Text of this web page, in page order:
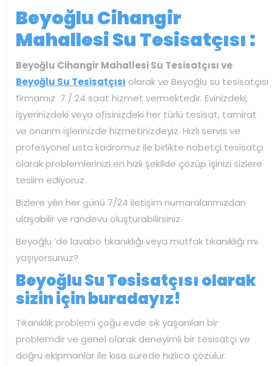
Beyoğlu Cihangir
Mahallesi Su Tesisatçısı :
Beyoğlu Cihangir Mahallesi Su Tesisatçısı ve
Beyoğlu Su Tesisatçısı olarak ve Beyoğlu su tesisatçısı
firmamız 7 / 24 saat hizmet vermektedir. Evinizdeki,
işyerinizdeki veya ofisinizdeki her türlü tesisat, tamirat
ve onarım işlerinizde hizmetinizdeyiz. Hızlı servis ve
profesyonel usta kadromuz ile birlikte nöbetçi tesisatçı
olarak problemlerinizi en hızlı şekilde çözüp işinizi sizlere
teslim ediyoruz.
Bizlere yılın her günü 7/24 iletişim numaralarımızdan
ulaşabilir ve randevu oluşturabilirsiniz.
Beyoğlu ‘de lavabo tıkanıklığı veya mutfak tıkanıklığı mı
yaşıyorsunuz?
Beyoğlu Su Tesisatçısı olarak
sizin için buradayız!
Tıkanıklık problemi çoğu evde sık yaşanılan bir
problemdir ve genel olarak deneyimli bir tesisatçı ve
doğru ekipmanlar ile kısa sürede hızlıca çözülür.